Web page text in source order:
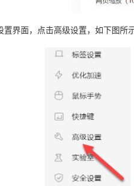
置界面，点击高级设置，如下图所